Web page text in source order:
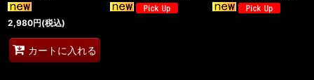
2,980円(税込)
カートに入れる